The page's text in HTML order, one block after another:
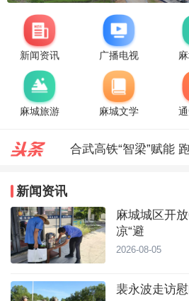
新闻资讯 广播电视
麻城旅游 麻城文学
合武高铁“智梁”赋能
裴永波走访慰问驻麻
新闻资讯
麻城城区开
凉“避
2026-08-05
裴永波走访